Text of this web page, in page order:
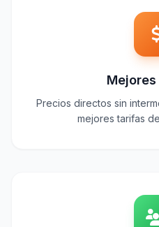
Precios directos sin
mejores tarifas